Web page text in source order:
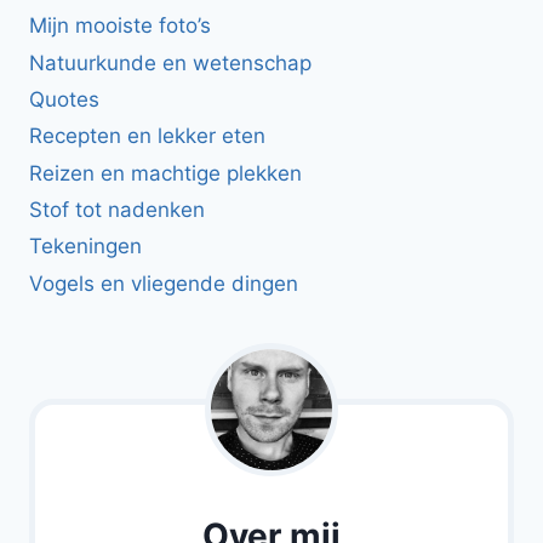
Mijn mooiste foto’s
Natuurkunde en wetenschap
Quotes
Recepten en lekker eten
Reizen en machtige plekken
Stof tot nadenken
Tekeningen
Vogels en vliegende dingen